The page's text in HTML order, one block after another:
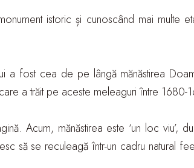
istoric și cunoscând mai multe
a fost cea de pe lângă mănăstirea
a trăit pe aceste meleaguri între 1680-
Acum, mănăstirea este ‘un loc viu’,
să se reculeagă într-un cadru natural